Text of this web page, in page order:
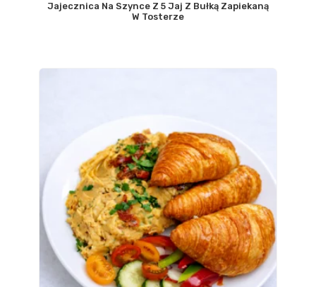
Jajecznica Na Szynce Z 5 Jaj Z Bułką Zapiekaną
W Tosterze